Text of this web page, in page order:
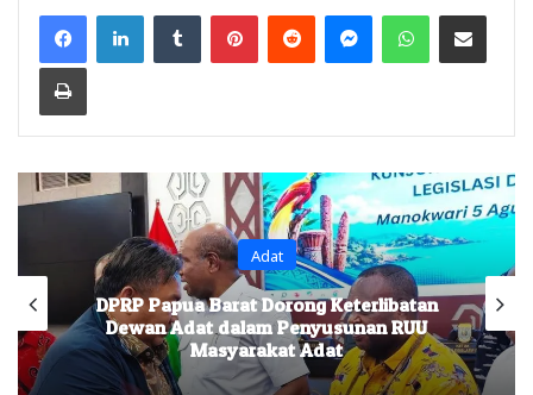
FacebookLinkedInTumblr PinterestReddit MessengerWhatsAppShare via Email
Print
Adat
DPRP Papua Barat Dorong Keterlibatan
Dewan Adat dalam Penyusunan RUU
Masyarakat Adat